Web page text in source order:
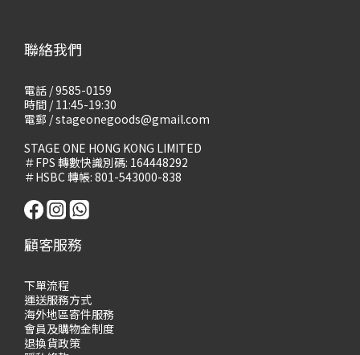
聯絡我們
電話 / 9585-0159
時間 / 11:45-19:30
電郵 / stageonegoods@gmail.com
STAGE ONE HONG KONG LIMITED
＃FPS 轉數快識別碼: 164448292
＃HSBC 轉帳: 801-543000-838
顧客服務
下單流程
運送服務方式
海外地區寄件服務
會員及購物金制度
退換貨政策